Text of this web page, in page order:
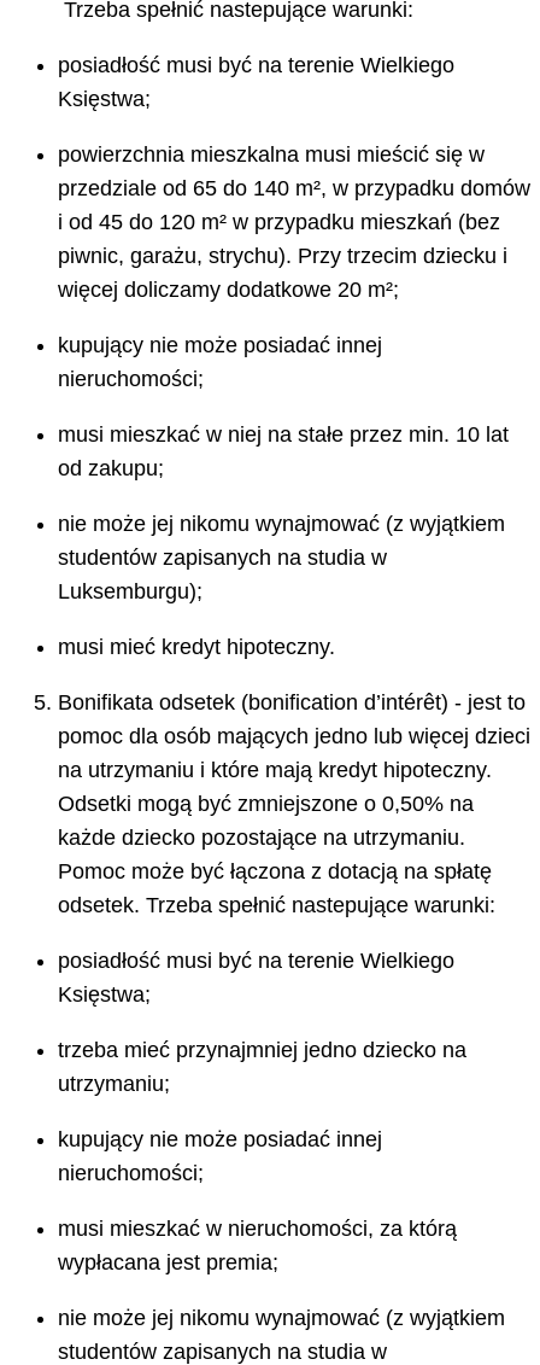
Trzeba spełnić nastepujące warunki:
posiadłość musi być na terenie Wielkiego
Księstwa;
powierzchnia mieszkalna musi mieścić się w
przedziale od 65 do 140 m², w przypadku domów
i od 45 do 120 m² w przypadku mieszkań (bez
piwnic, garażu, strychu). Przy trzecim dziecku i
więcej doliczamy dodatkowe 20 m²;
kupujący nie może posiadać innej
nieruchomości;
musi mieszkać w niej na stałe przez min. 10 lat
od zakupu;
nie może jej nikomu wynajmować (z wyjątkiem
studentów zapisanych na studia w
Luksemburgu);
musi mieć kredyt hipoteczny.
Bonifikata odsetek (bonification d’intérêt) - jest to
pomoc dla osób mających jedno lub więcej dzieci
na utrzymaniu i które mają kredyt hipoteczny.
Odsetki mogą być zmniejszone o 0,50% na
każde dziecko pozostające na utrzymaniu.
Pomoc może być łączona z dotacją na spłatę
odsetek. Trzeba spełnić nastepujące warunki:
posiadłość musi być na terenie Wielkiego
Księstwa;
trzeba mieć przynajmniej jedno dziecko na
utrzymaniu;
kupujący nie może posiadać innej
nieruchomości;
musi mieszkać w nieruchomości, za którą
wypłacana jest premia;
nie może jej nikomu wynajmować (z wyjątkiem
studentów zapisanych na studia w